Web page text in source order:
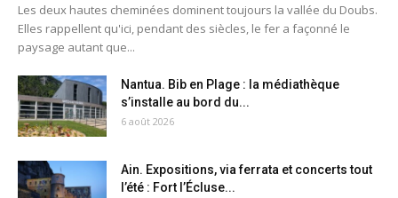
Les deux hautes cheminées dominent toujours la vallée du Doubs.
Elles rappellent qu'ici, pendant des siècles, le fer a façonné le
paysage autant que...
Nantua. Bib en Plage : la médiathèque
s’installe au bord du...
6 août 2026
Ain. Expositions, via ferrata et concerts tout
l’été : Fort l’Écluse...